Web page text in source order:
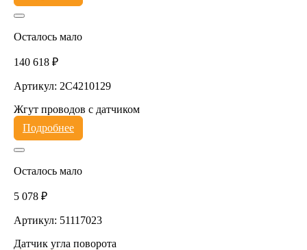
Осталось мало
140 618 ₽
Артикул: 2C4210129
Жгут проводов с датчиком
Подробнее
Осталось мало
5 078 ₽
Артикул: 51117023
Датчик угла поворота